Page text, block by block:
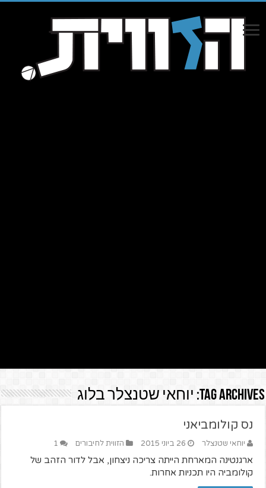
Tag Archives: יוחאי שטנצלר בלוג
נס קולומביאני
יוחאי שטנצלר 26 ביוני 2015 הזווית לחיבורים 1
ארגנטינה המארחת הייתה צריכה ניצחון, אבל לדור הזהב של
קולומביה היו תכניות אחרות.